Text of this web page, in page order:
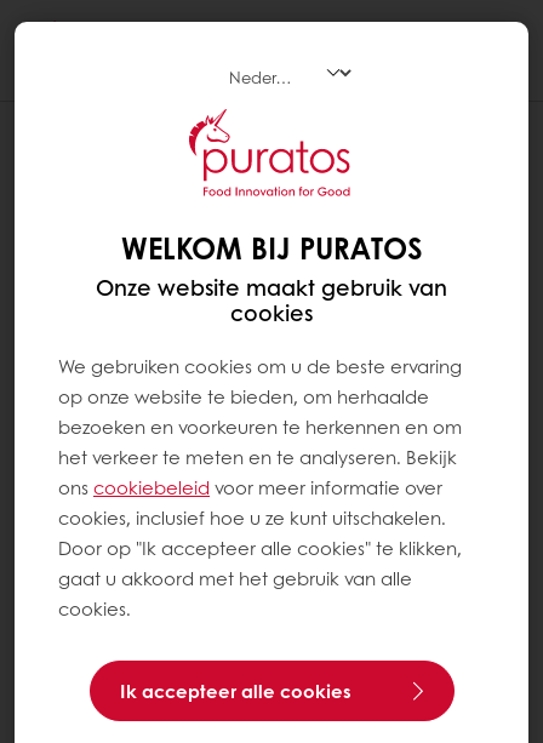
WELKOM BIJ PURATOS
Onze website maakt gebruik van
cookies
We gebruiken cookies om u de beste ervaring
op onze website te bieden, om herhaalde
bezoeken en voorkeuren te herkennen en om
het verkeer te meten en te analyseren. Bekijk
ons ​​cookiebeleid voor meer informatie over
cookies, inclusief hoe u ze kunt uitschakelen.
Door op "Ik accepteer alle cookies" te klikken,
gaat u akkoord met het gebruik van alle
cookies.
Ik accepteer alle cookies